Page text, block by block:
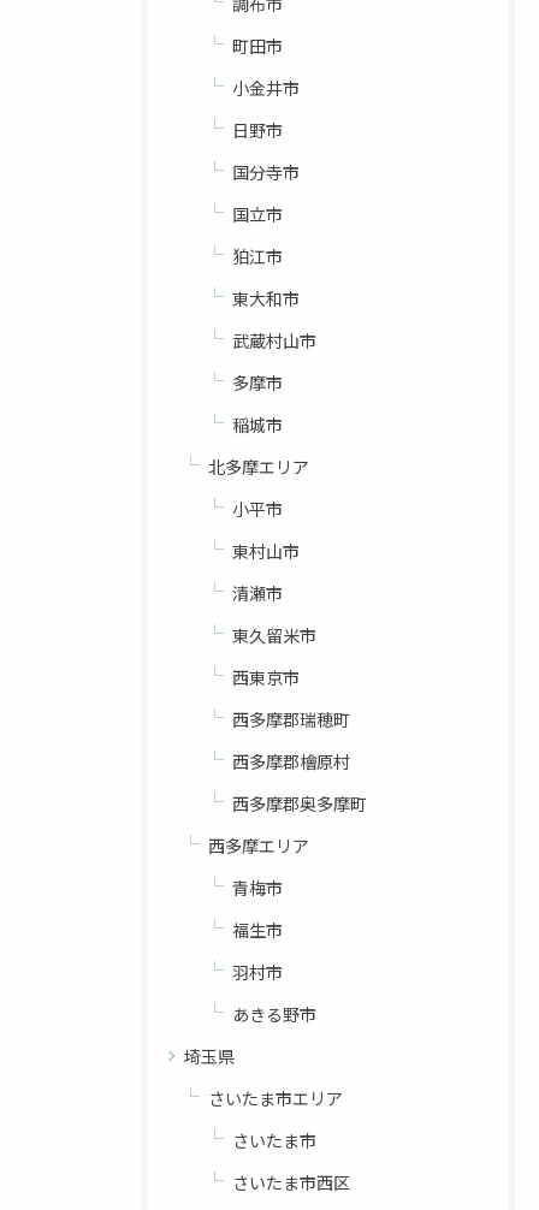
町田市
小金井市
日野市
国分寺市
国立市
狛江市
東大和市
武蔵村山市
多摩市
稲城市
北多摩エリア
小平市
東村山市
清瀬市
東久留米市
西東京市
西多摩郡瑞穂町
西多摩郡檜原村
西多摩郡奥多摩町
西多摩エリア
青梅市
福生市
羽村市
あきる野市
埼玉県
さいたま市エリア
さいたま市
さいたま市西区